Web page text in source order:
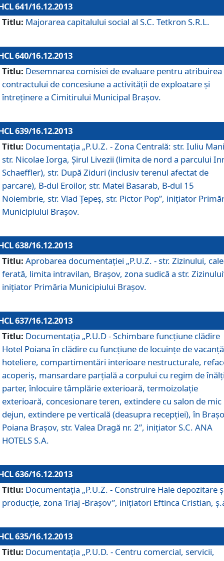
641/16.12.2013
Titlu: Majorarea capitalului social al S.C. Tetkron S.R.L.
640/16.12.2013
Titlu: Desemnarea comisiei de evaluare pentru atribuirea
contractului de concesiune a activităţii de exploatare şi
întreţinere a Cimitirului Municipal Braşov.
639/16.12.2013
Titlu: Documentaţia „P.U.Z. - Zona Centrală: str. Iuliu
str. Nicolae Iorga, Şirul Livezii (limita de nord a parcului
Schaeffler), str. După Ziduri (inclusiv terenul afectat de
parcare), B-dul Eroilor, str. Matei Basarab, B-dul 15
Noiembrie, str. Vlad Ţepeş, str. Pictor Pop”, iniţiator
Municipiului Braşov.
638/16.12.2013
Titlu: Aprobarea documentaţiei „P.U.Z. - str. Zizinului,
ferată, limita intravilan, Braşov, zona sudică a str.
iniţiator Primăria Municipiului Braşov.
637/16.12.2013
Titlu: Documentaţia „P.U.D - Schimbare funcţiune clădire
Hotel Poiana în clădire cu funcţiune de locuinţe de
hoteliere, compartimentări interioare nestructurale,
acoperiş, mansardare parţială a corpului cu regim de
parter, înlocuire tâmplărie exterioară, termoizolaţie
exterioară, concesionare teren, extindere cu salon de mic
dejun, extindere pe verticală (deasupra recepţiei), în
Poiana Braşov, str. Valea Dragă nr. 2”, iniţiator S.C. ANA
HOTELS S.A.
636/16.12.2013
Titlu: Documentaţia „P.U.Z. - Construire Hale depozitare
producţie, zona Triaj -Braşov”, iniţiatori Eftinca Cristian,
635/16.12.2013
Titlu: Documentaţia „P.U.D. - Centru comercial, servicii,